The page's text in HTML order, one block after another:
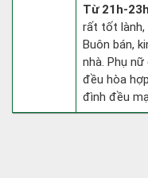
Từ 21h-
rất tốt lành,
Buôn bán,
nhà. Phụ
đều hòa
đình đều